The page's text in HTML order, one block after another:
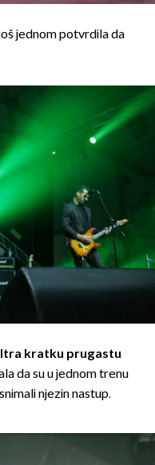
jednom potvrdila da
kratku prugastu
da su u jednom trenu
njezin nastup.